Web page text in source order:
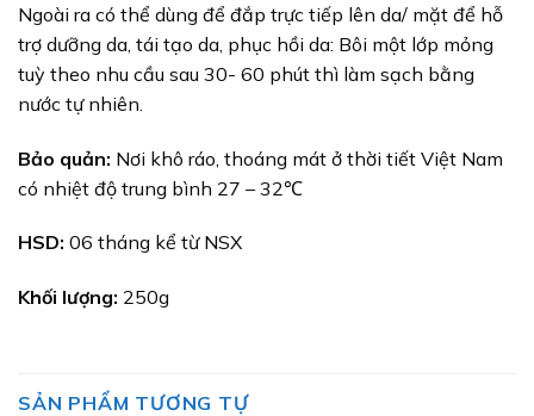
Ngoài ra có thể dùng để đắp trực tiếp lên da/ mặt để hỗ
trợ dưỡng da, tái tạo da, phục hồi da: Bôi một lớp mỏng
tuỳ theo nhu cầu sau 30- 60 phút thì làm sạch bằng
nước tự nhiên.
Bảo quản: Nơi khô ráo, thoáng mát ở thời tiết Việt Nam
có nhiệt độ trung bình 27 – 32℃
HSD: 06 tháng kể từ NSX
Khối lượng: 250g
SẢN PHẨM TƯƠNG TỰ